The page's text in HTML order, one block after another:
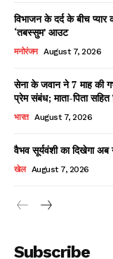
विभाजन के दर्द के बीच
‘तबस्सुम’ आउट
मनोरंजन August 7, 2026
सेना के जवान ने 7 माह की
प्रेम संबंध; माता-पिता सहित
भारत August 7, 2026
वैभव सूर्यवंशी का दिखेगा
खेल August 7, 2026
Subscribe